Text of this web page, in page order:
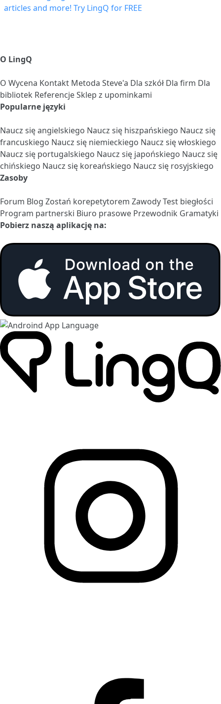
O LingQ
O Wycena Kontakt Metoda Steve'a Dla szkół Dla firm Dla
bibliotek ReferencjeSklep z upominkami
Popularne języki
Naucz się angielskiego Naucz się hiszpańskiego Naucz się
francuskiego Naucz się niemieckiego Naucz się włoskiego
Naucz się portugalskiego Naucz się japońskiego Naucz się
chińskiego Naucz się koreańskiego Naucz się rosyjskiego
Zasoby
Forum Blog Zostań korepetytorem ZawodyTest biegłości
Program partnerski Biuro prasowe Przewodnik Gramatyki
Pobierz naszą aplikację na: